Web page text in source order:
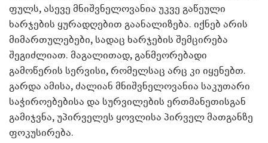
ფულს, ასევე მნიშვნელოვანია უკვე გაწეული
ხარჯების ყურადღებით გაანალიზება. იქნებ არის
მიმართულებები, სადაც ხარჯების შემცირება
შეგიძლიათ. მაგალითად, განმეორებადი
გამოწერის სერვისი, რომელსაც არც კი იყენებთ.
გარდა ამისა, ძალიან მნიშვნელოვანია საკუთარი
საჭიროებებისა და სურვილების ერთმანეთისგან
გამიჯვნა, უპირველეს ყოვლისა პირველ მათგანზე
ფოკუსირება.